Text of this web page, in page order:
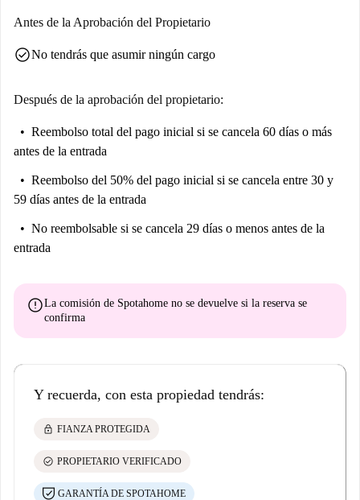
Antes de la Aprobación del Propietario
check_circleNo tendrás que asumir ningún cargo
Después de la aprobación del propietario:
Reembolso total del pago inicial si se cancela 60 días o más
antes de la entrada
Reembolso del 50% del pago inicial si se cancela entre 30 y
59 días antes de la entrada
No reembolsable si se cancela 29 días o menos antes de la
entrada
errorLa comisión de Spotahome no se devuelve si la reserva se
confirma
Y recuerda, con esta propiedad tendrás:
lock FIANZA PROTEGIDA
check_circle PROPIETARIO VERIFICADO
GARANTÍA DE SPOTAHOME